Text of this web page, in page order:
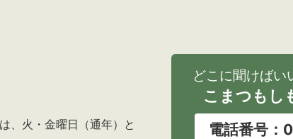
、火・金曜日（通年）と
どこに聞けばい
こまつもし
電話番号